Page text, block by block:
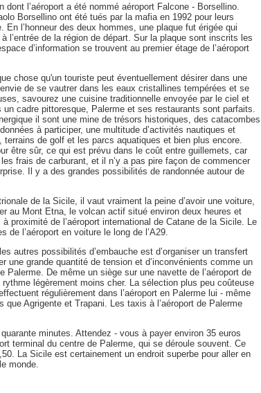
dont l’aéroport a été nommé aéroport Falcone - Borsellino.
Borsellino ont été tués par la mafia en 1992 pour leurs
l’honneur des deux hommes, une plaque fut érigée qui
l’entrée de la région de départ. Sur la plaque sont inscrits les
d’information se trouvent au premier étage de l’aéroport
chose qu'un touriste peut éventuellement désirer dans une
de se vautrer dans les eaux cristallines tempérées et se
savourez une cuisine traditionnelle envoyée par le ciel et
cadre pittoresque, Palerme et ses restaurants sont parfaits.
il sont une mine de trésors historiques, des catacombes
à participer, une multitude d’activités nautiques et
terrains de golf et les parcs aquatiques et bien plus encore.
être sûr, ce qui est prévu dans le coût entre guillemets, car
frais de carburant, et il n’y a pas pire façon de commencer
Il y a des grandes possibilités de randonnée autour de
de la Sicile, il vaut vraiment la peine d’avoir une voiture,
au Mont Etna, le volcan actif situé environ deux heures et
proximité de l’aéroport international de Catane de la Sicile. Le
l’aéroport en voiture le long de l’A29.
autres possibilités d’embauche est d’organiser un transfert
une grande quantité de tension et d’inconvénients comme un
Palerme. De même un siège sur une navette de l’aéroport de
légèrement moins cher. La sélection plus peu coûteuse
régulièrement dans l’aéroport en Palerme lui - même
Agrigente et Trapani. Les taxis à l’aéroport de Palerme
minutes. Attendez - vous à payer environ 35 euros
terminal du centre de Palerme, qui se déroule souvent. Ce
La Sicile est certainement un endroit superbe pour aller en
monde.